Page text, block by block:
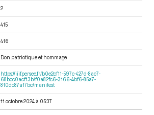
2
415
416
Don patriotique et hommage
https://iiif.persee.fr/b0e2cf11-597c-427d-8ac7-
68bcc0acf13b/f0a82fc6-3166-4bf6-85a7-
810dc87a17bc/manifest
11 octobre 2024 à 05:37